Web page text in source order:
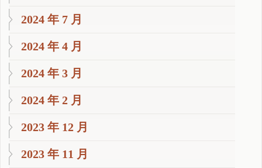
2024 年 7 月
2024 年 4 月
2024 年 3 月
2024 年 2 月
2023 年 12 月
2023 年 11 月